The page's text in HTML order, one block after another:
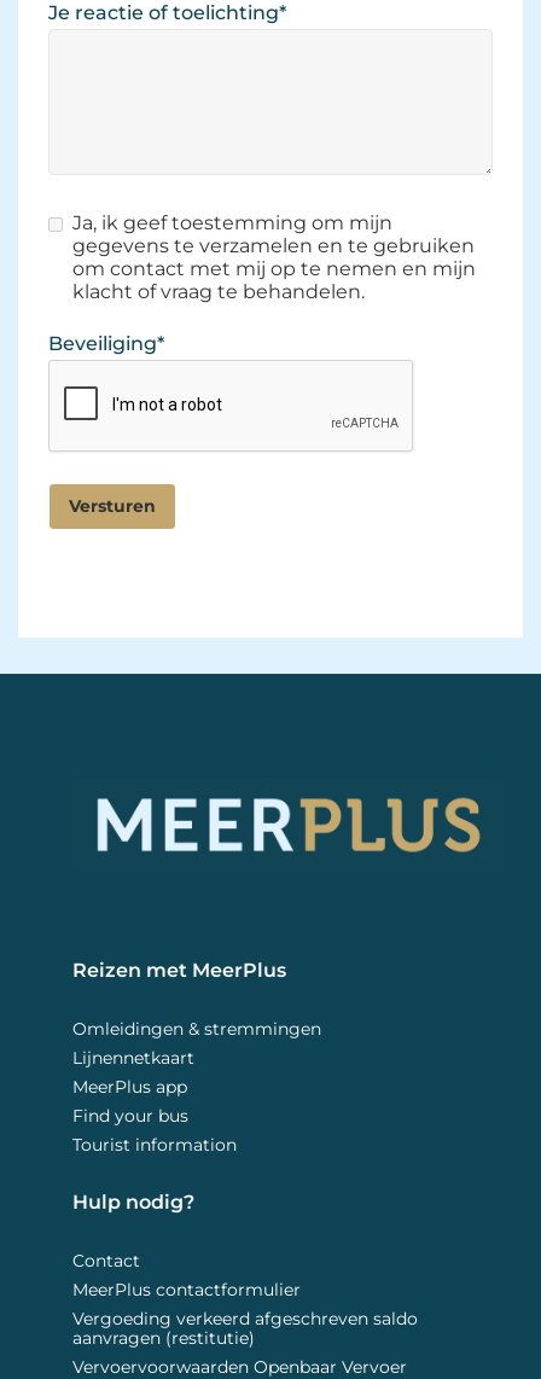
Je reactie of toelichting*
Ja, ik geef toestemming om mijn
gegevens te verzamelen en te gebruiken
om contact met mij op te nemen en mijn
klacht of vraag te behandelen.
Beveiliging*
Reizen met MeerPlus
Omleidingen & stremmingen
Lijnennetkaart
MeerPlus app
Find your bus
Tourist information
Hulp nodig?
Contact
MeerPlus contactformulier
Vergoeding verkeerd afgeschreven saldo
aanvragen (restitutie)
Vervoervoorwaarden Openbaar Vervoer